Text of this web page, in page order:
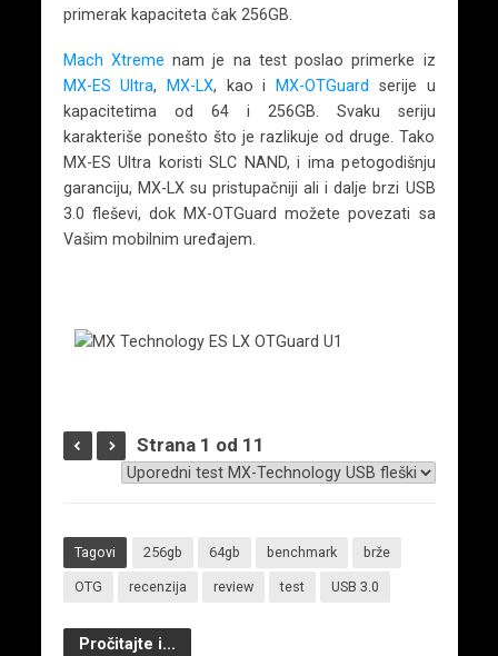
primerak kapaciteta čak 256GB.
Mach Xtreme nam je na test poslao primerke iz
MX-ES Ultra, MX-LX, kao i MX-OTGuard
serije u
kapacitetima od 64 i 256GB. Svaku seriju
karakteriše ponešto što je razlikuje od druge. Tako
MX-ES Ultra koristi SLC NAND, i ima petogodišnju
garanciju, MX-LX su pristupačniji ali i dalje brzi USB
3.0 fleševi, dok MX-OTGuard možete povezati sa
Vašim mobilnim uređajem.
Strana 1 od 11
Tagovi 256gb 64gb benchmark brže
OTG recenzija review test USB 3.0
Pročitajte i...